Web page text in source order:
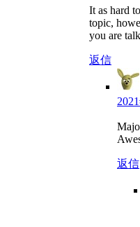
It as hard
topic,
you are
返信
返信